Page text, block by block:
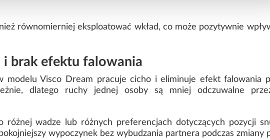
równomierniej eksploatować wkład, co może pozytywnie
i brak efektu falowania
modelu Visco Dream pracuje cicho i eliminuje efekt falowania
dlatego ruchy jednej osoby są mniej odczuwalne
różnej wadze lub różnych preferencjach dotyczących pozycji
wypoczynek bez wybudzania partnera podczas zmiany